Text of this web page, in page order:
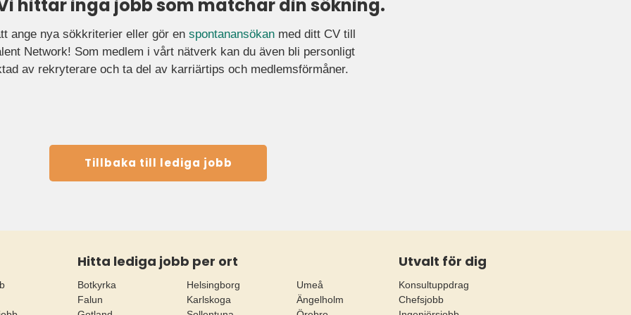
hittar inga jobb som matchar din sökning.
ange nya sökkriterier eller gör en spontanansökan med ditt CV till
Network! Som medlem i vårt nätverk kan du även bli personligt
av rekryterare och ta del av karriärtips och medlemsförmåner.
Tillbaka till lediga jobb
Hitta lediga jobb per ort
Botkyrka
Falun
Helsingborg
Karlskoga
Umeå
Ängelholm
Utvalt för dig
Konsultuppdrag
Chefsjobb